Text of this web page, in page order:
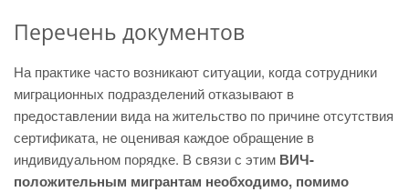
Перечень документов
На практике часто возникают ситуации, когда сотрудники
миграционных подразделений отказывают в
предоставлении вида на жительство по причине отсутствия
сертификата, не оценивая каждое обращение в
индивидуальном порядке. В связи с этим ВИЧ-
положительным мигрантам необходимо, помимо